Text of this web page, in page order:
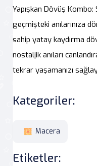
Yapışkan Dövüş
geçmişteki anılarınıza
sahip yatay kaydırma
nostaljik anıları
tekrar yaşamanızı
Kategoriler:
Macera
Etiketler: